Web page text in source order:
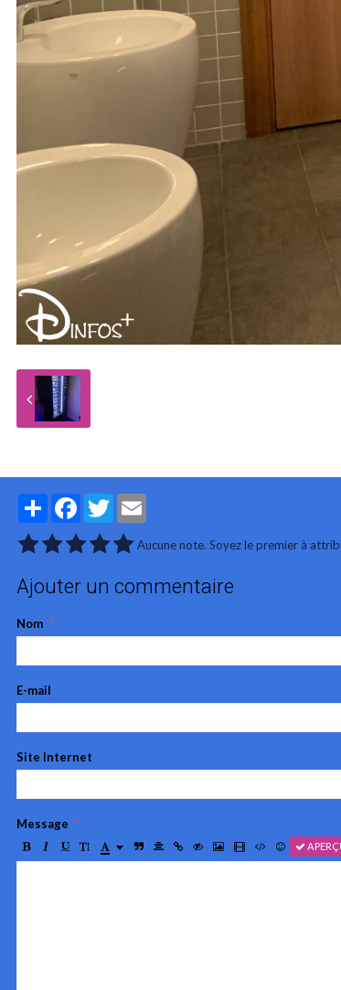
PartagerFacebookTwitter
Aucune note. Soyez le premier à
Ajouter un commentaire
Nom
E-mail
Site Internet
Message